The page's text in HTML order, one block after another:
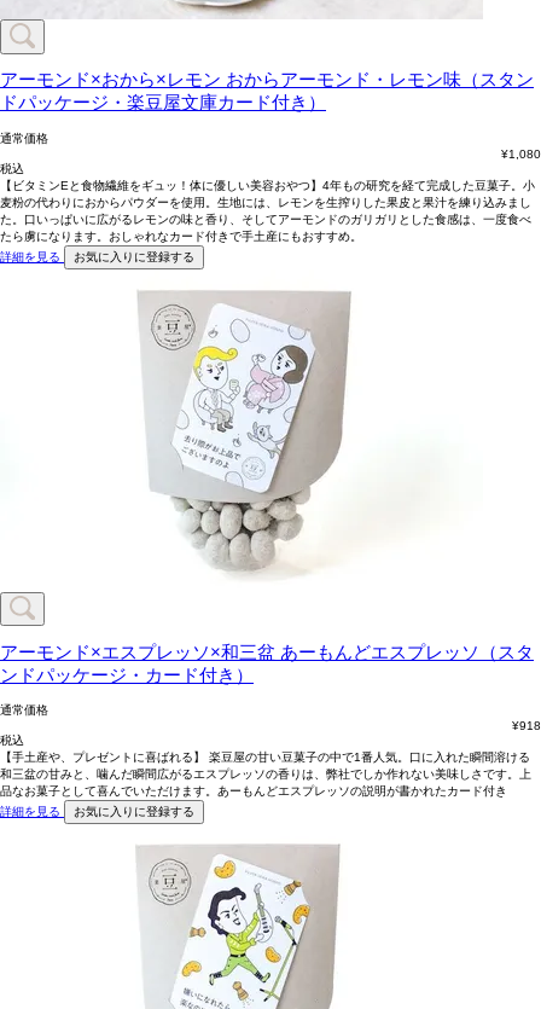
アーモンド×おから×レモン おからアーモンド・レモン味（スタン
ドパッケージ・楽豆屋文庫カード付き）
通常価格
¥1,080
税込
【ビタミンEと食物繊維をギュッ！体に優しい美容おやつ】4年もの研究を経て完成した豆菓子。小
麦粉の代わりにおからパウダーを使用。生地には、レモンを生搾りした果皮と果汁を練り込みまし
た。口いっぱいに広がるレモンの味と香り、そしてアーモンドのガリガリとした食感は、一度食べ
たら虜になります。おしゃれなカード付きで手土産にもおすすめ。
詳細を見る
お気に入りに登録する
アーモンド×エスプレッソ×和三盆 あーもんどエスプレッソ（スタ
ンドパッケージ・カード付き）
通常価格
¥918
税込
【手土産や、プレゼントに喜ばれる】 楽豆屋の甘い豆菓子の中で1番人気。口に入れた瞬間溶ける
和三盆の甘みと、噛んだ瞬間広がるエスプレッソの香りは、弊社でしか作れない美味しさです。上
品なお菓子として喜んでいただけます。あーもんどエスプレッソの説明が書かれたカード付き
詳細を見る
お気に入りに登録する